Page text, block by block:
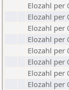
Elozahl per
Elozahl per
Elozahl per
Elozahl per
Elozahl per
Elozahl per
Elozahl per
Elozahl per